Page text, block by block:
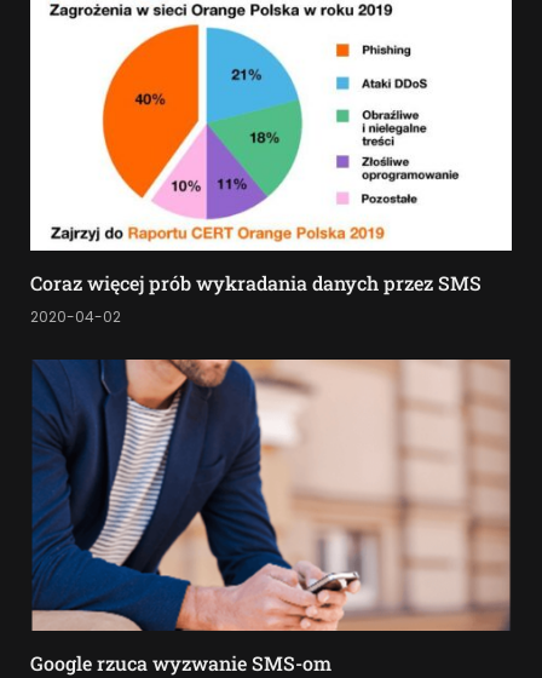
Coraz więcej prób wykradania danych przez SMS
2020-04-02
Google rzuca wyzwanie SMS-om